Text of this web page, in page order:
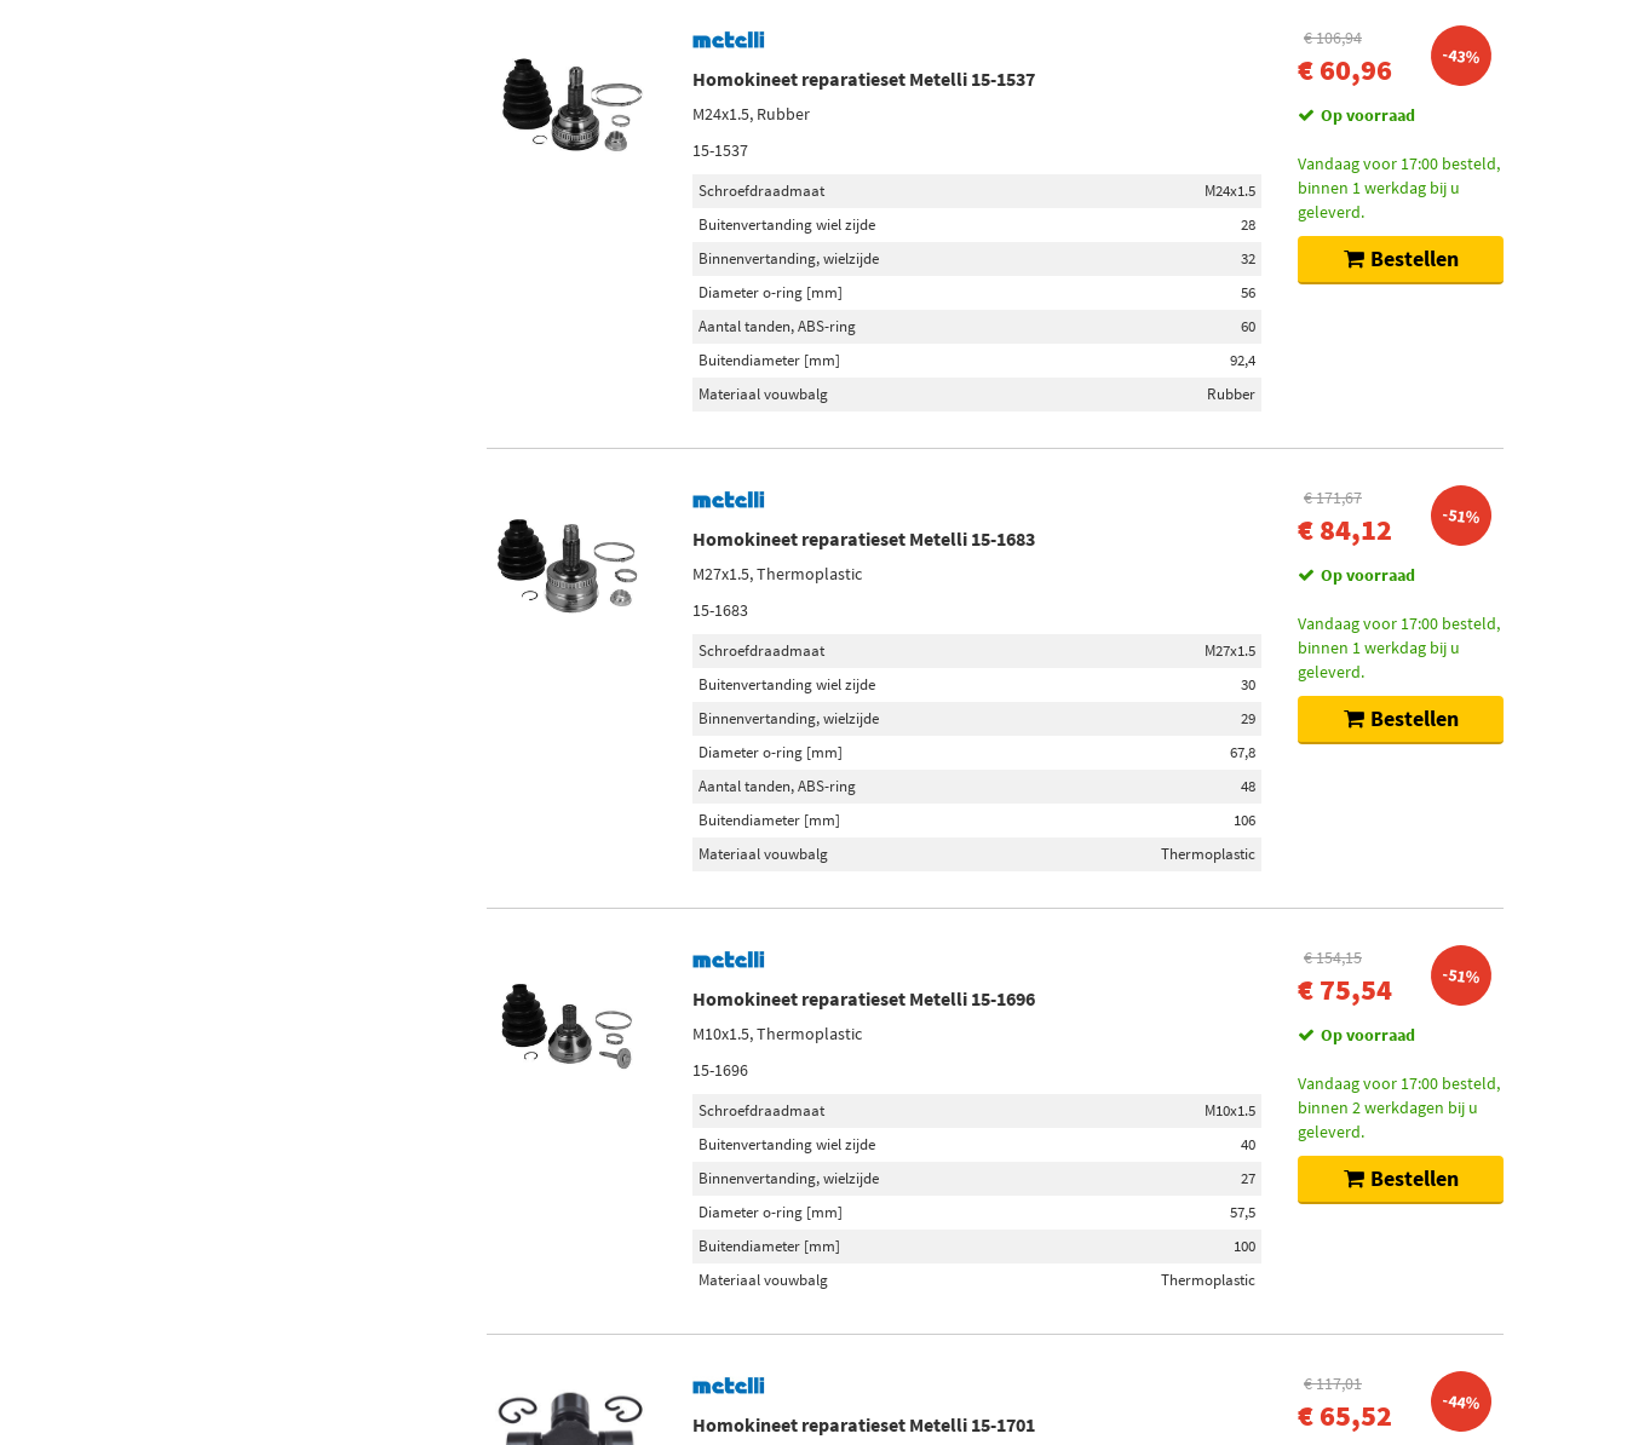
Homokineet reparatieset Metelli 15-1537
M24x1.5, Rubber
15-1537
Schroefdraadmaat
M24x1.5
Buitenvertanding wiel zijde
28
Binnenvertanding, wielzijde
32
Diameter o-ring [mm]
56
Aantal tanden, ABS-ring
60
Buitendiameter [mm]
92,4
Materiaal vouwbalg
Rubber
€ 106,94
€ 60,96 -43%
Op voorraad
Vandaag voor 17:00 besteld,
binnen 1 werkdag bij u
geleverd.
Bestellen
Homokineet reparatieset Metelli 15-1683
M27x1.5, Thermoplastic
15-1683
Schroefdraadmaat
M27x1.5
Buitenvertanding wiel zijde
30
Binnenvertanding, wielzijde
29
Diameter o-ring [mm]
67,8
Aantal tanden, ABS-ring
48
Buitendiameter [mm]
106
Materiaal vouwbalg
Thermoplastic
€ 171,67
€ 84,12 -51%
Op voorraad
Vandaag voor 17:00 besteld,
binnen 1 werkdag bij u
geleverd.
Bestellen
Homokineet reparatieset Metelli 15-1696
M10x1.5, Thermoplastic
15-1696
Schroefdraadmaat
M10x1.5
Buitenvertanding wiel zijde
40
Binnenvertanding, wielzijde
27
Diameter o-ring [mm]
57,5
Buitendiameter [mm]
100
Materiaal vouwbalg
Thermoplastic
€ 154,15
€ 75,54 -51%
Op voorraad
Vandaag voor 17:00 besteld,
binnen 2 werkdagen bij u
geleverd.
Bestellen
Homokineet reparatieset Metelli 15-1701
€ 117,01
€ 65,52 -44%